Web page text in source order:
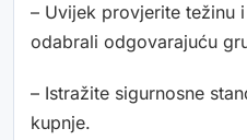
– Uvijek provjerite težinu
odabrali odgovarajuću
– Istražite sigurnosne
kupnje.